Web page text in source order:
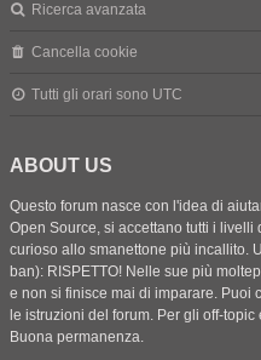
Ricerca avanzata
Cancella cookie
Tutti gli orari sono UTC
ABOUT US
Questo forum nasce con l'idea di
Open Source, si accettano tutti i
curioso allo smanettone più incallito.
ban): RISPETTO! Nelle sue più
e non si finisce mai di imparare. Puoi
le istruzioni del forum. Per gli off-
Buona permanenza.